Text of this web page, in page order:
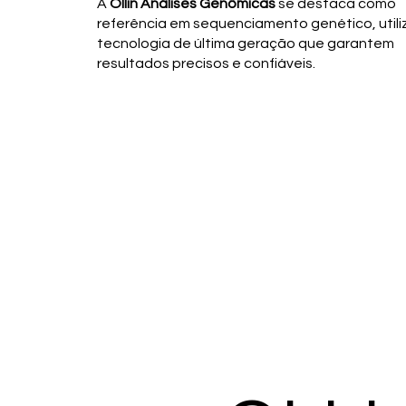
A Ollin Análises Genômicasse destaca como
referência em sequenciamento genético,
tecnologia de última geração que garantem
resultados precisos e confiáveis.